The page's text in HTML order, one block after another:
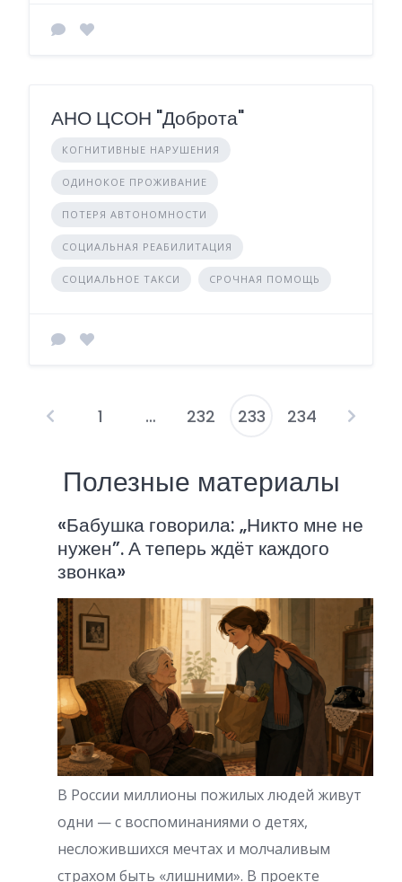
АНО ЦСОН "Доброта"
КОГНИТИВНЫЕ НАРУШЕНИЯ
ОДИНОКОЕ ПРОЖИВАНИЕ
ПОТЕРЯ АВТОНОМНОСТИ
СОЦИАЛЬНАЯ РЕАБИЛИТАЦИЯ
СОЦИАЛЬНОЕ ТАКСИ СРОЧНАЯ ПОМОЩЬ
П
г
и
н
а
и
я
з
а
п
и
с
1 … 232 233 234
Полезные материалы
«Бабушка говорила: „Никто мне не
нужен”. А теперь ждёт каждого
звонка»
В России миллионы пожилых людей живут
одни — с воспоминаниями о детях,
несложившихся мечтах и молчаливым
страхом быть «лишними». В проекте